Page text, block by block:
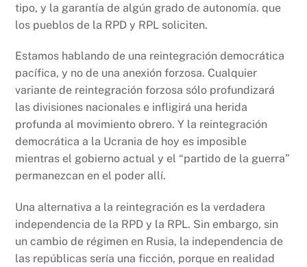
tipo, y la garantía de algún grado de autonomía. que
los pueblos de la RPD y RPL soliciten.
Estamos hablando de una reintegración democrática
pacífica, y no de una anexión forzosa. Cualquier
variante de reintegración forzosa sólo profundizará
las divisiones nacionales e infligirá una herida
profunda al movimiento obrero. Y la reintegración
democrática a la Ucrania de hoy es imposible
mientras el gobierno actual y el “partido de la guerra”
permanezcan en el poder allí.
Una alternativa a la reintegración es la verdadera
independencia de la RPD y la RPL. Sin embargo, sin
un cambio de régimen en Rusia, la independencia de
las repúblicas sería una ficción, porque en realidad